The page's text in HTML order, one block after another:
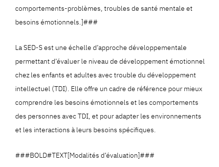
comportements-problèmes, troubles de santé mentale et
besoins émotionnels.]###
La SED-S est une échelle d’approche développementale
permettant d’évaluer le niveau de développement émotionnel
chez les enfants et adultes avec trouble du développement
intellectuel (TDI). Elle offre un cadre de référence pour mieux
comprendre les besoins émotionnels et les comportements
des personnes avec TDI, et pour adapter les environnements
et les interactions à leurs besoins spécifiques.
###BOLD#TEXT[Modalités d’évaluation]###